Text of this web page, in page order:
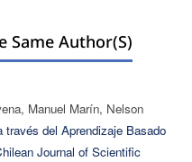
Same Author(s)
Manuel Marín, Nelson
través del Aprendizaje Basado
Journal of Scientific